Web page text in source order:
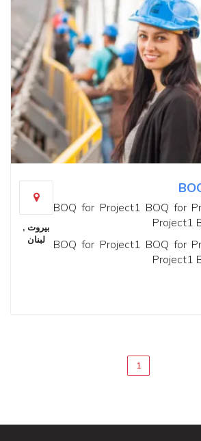
BOQ for Project1 BOQ for
Project1
BOQ for Project1 BOQ for
Project1
بيروت ,
لبنان
1